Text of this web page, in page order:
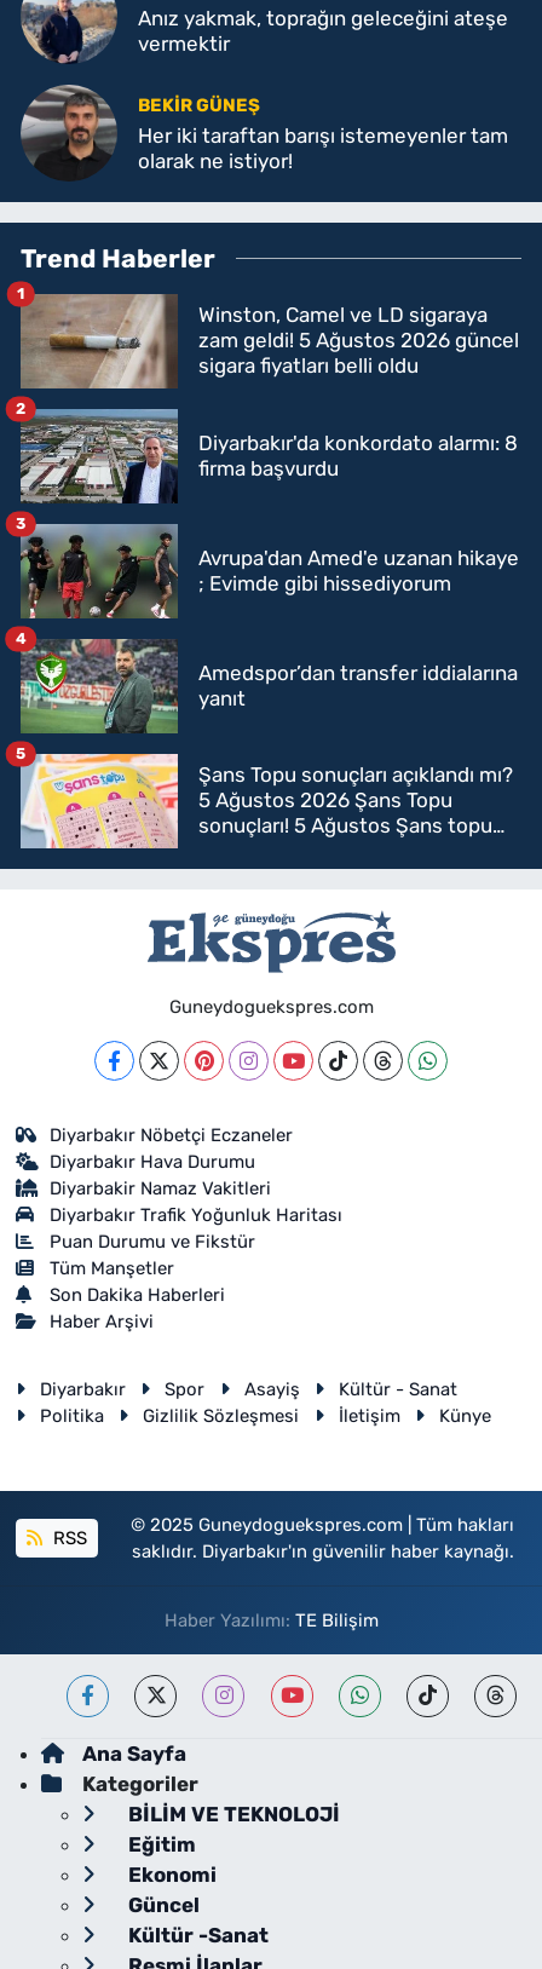
Anız yakmak, toprağın geleceğini ateşe
vermektir
BEKIR GÜNEŞ
Her iki taraftan barışı istemeyenler tam
olarak ne istiyor!
Trend Haberler
Winston, Camel ve LD sigaraya
zam geldi! 5 Ağustos 2026 güncel
sigara fiyatları belli oldu
1
Diyarbakır'da konkordato alarmı: 8
firma başvurdu
2
Avrupa'dan Amed'e uzanan hikaye
; Evimde gibi hissediyorum
3
Amedspor’dan transfer iddialarına
yanıt
4
Şans Topu sonuçları açıklandı mı?
5 Ağustos 2026 Şans Topu
sonuçları! 5 Ağustos Şans topu
5
Guneydoguekspres.com
Diyarbakır Nöbetçi Eczaneler
Diyarbakır Hava Durumu
Diyarbakir Namaz Vakitleri
Diyarbakır Trafik Yoğunluk Haritası
Puan Durumu ve Fikstür
Tüm Manşetler
Son Dakika Haberleri
Haber Arşivi
Diyarbakır Spor Asayiş
Kültür - Sanat
Politika
Gizlilik Sözleşmesi İletişim Künye
RSS
© 2025 Guneydoguekspres.com | Tüm hakları
saklıdır. Diyarbakır'ın güvenilir haber kaynağı.
Haber Yazılımı: TE Bilişim
Ana Sayfa
Kategoriler
BİLİM VE TEKNOLOJİ
Eğitim
Ekonomi
Güncel
Kültür -Sanat